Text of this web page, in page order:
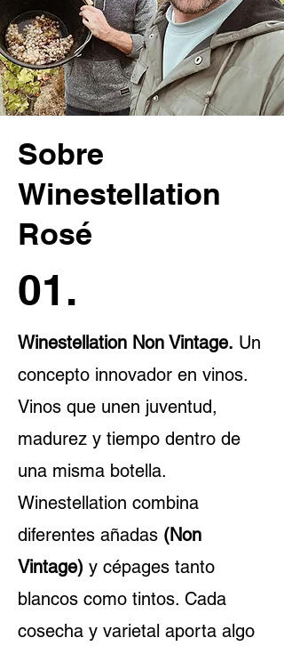
Sobre
Winestellation
Rosé
01.
Winestellation Non Vintage. Un
concepto innovador en vinos.
Vinos que unen juventud,
madurez y tiempo dentro de
una misma botella.
Winestellation combina
diferentes añadas (Non
Vintage) y cépages tanto
blancos como tintos. Cada
cosecha y varietal aporta algo